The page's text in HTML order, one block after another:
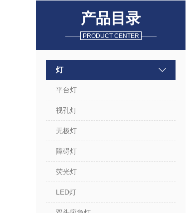
产品目录
PRODUCT CENTER
灯
平台灯
视孔灯
无极灯
障碍灯
荧光灯
LED灯